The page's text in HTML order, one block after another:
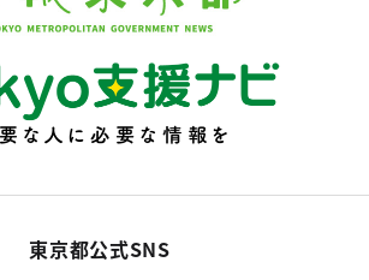
東京都公式SNS